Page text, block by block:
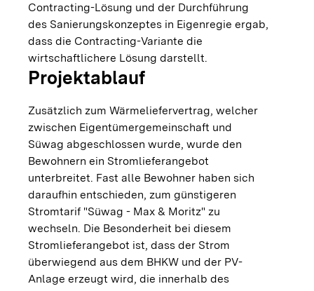
Contracting-Lösung und der Durchführung
des Sanierungskonzeptes in Eigenregie ergab,
dass die Contracting-Variante die
wirtschaftlichere Lösung darstellt.
Projektablauf
Zusätzlich zum Wärmeliefervertrag, welcher
zwischen Eigentümergemeinschaft und
Süwag abgeschlossen wurde, wurde den
Bewohnern ein Stromlieferangebot
unterbreitet. Fast alle Bewohner haben sich
daraufhin entschieden, zum günstigeren
Stromtarif "Süwag - Max & Moritz" zu
wechseln. Die Besonderheit bei diesem
Stromlieferangebot ist, dass der Strom
überwiegend aus dem BHKW und der PV-
Anlage erzeugt wird, die innerhalb des